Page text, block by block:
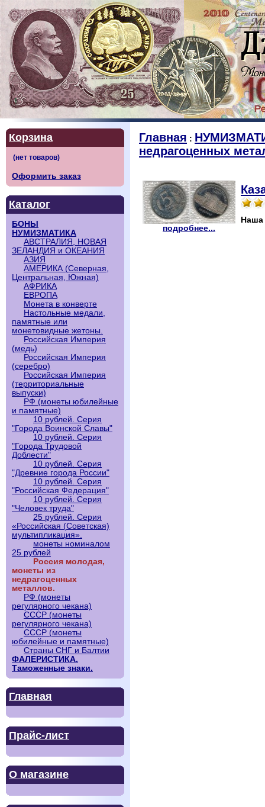
Корзина
Оформить заказ
Каталог
БОНЫ
НУМИЗМАТИКА
АВСТРАЛИЯ, НОВАЯ
ЗЕЛАНДИЯ и ОКЕАНИЯ
АЗИЯ
АМЕРИКА (Северная,
Центральная, Южная)
АФРИКА
ЕВРОПА
Монета в конверте
Настольные медали,
памятные или
монетовидные жетоны.
Российская Империя
(медь)
Российская Империя
(серебро)
Российская Империя
(территориальные
выпуски)
РФ (монеты юбилейные
и памятные)
10 рублей. Серия
"Города Воинской Славы"
10 рублей. Серия
"Города Трудовой
Доблести"
10 рублей. Серия
"Древние города России"
10 рублей. Серия
"Российская Федерация"
10 рублей. Серия
"Человек труда"
25 рублей. Серия
«Российская (Советская)
мультипликация».
монеты номиналом
25 рублей
Россия молодая,
монеты из
недрагоценных
металлов.
РФ (монеты
регулярного чекана)
СССР (монеты
регулярного чекана)
СССР (монеты
юбилейные и памятные)
Страны СНГ и Балтии
ФАЛЕРИСТИКА.
Таможенные знаки.
Главная
Прайс-лист
О магазине
Главная :
недрагоценных
подробнее...
Наша